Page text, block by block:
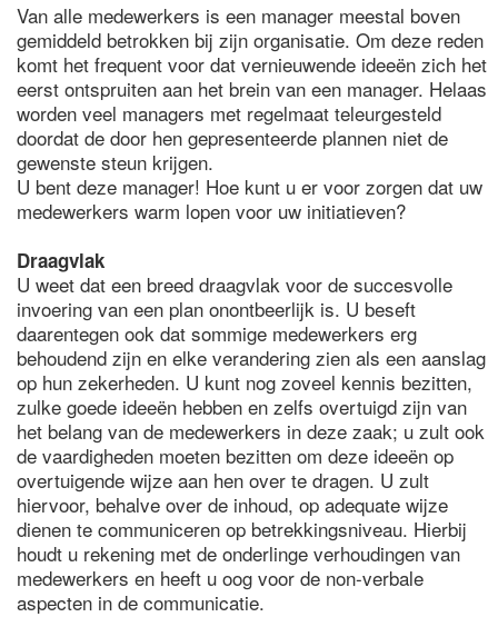
Van alle medewerkers is een manager meestal boven
gemiddeld betrokken bij zijn organisatie. Om deze reden
komt het frequent voor dat vernieuwende ideeën zich het
eerst ontspruiten aan het brein van een manager. Helaas
worden veel managers met regelmaat teleurgesteld
doordat de door hen gepresenteerde plannen niet de
gewenste steun krijgen.
U bent deze manager! Hoe kunt u er voor zorgen dat uw
medewerkers warm lopen voor uw initiatieven?
Draagvlak
U weet dat een breed draagvlak voor de succesvolle
invoering van een plan onontbeerlijk is. U beseft
daarentegen ook dat sommige medewerkers erg
behoudend zijn en elke verandering zien als een aanslag
op hun zekerheden. U kunt nog zoveel kennis bezitten,
zulke goede ideeën hebben en zelfs overtuigd zijn van
het belang van de medewerkers in deze zaak; u zult ook
de vaardigheden moeten bezitten om deze ideeën op
overtuigende wijze aan hen over te dragen. U zult
hiervoor, behalve over de inhoud, op adequate wijze
dienen te communiceren op betrekkingsniveau. Hierbij
houdt u rekening met de onderlinge verhoudingen van
medewerkers en heeft u oog voor de non-verbale
aspecten in de communicatie.